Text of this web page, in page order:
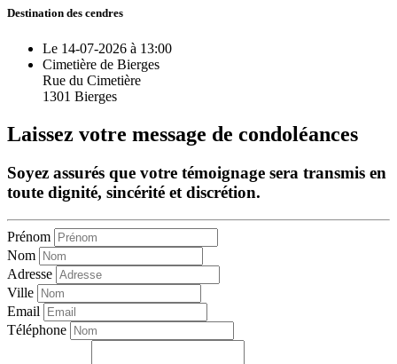
Destination des cendres
Le 14-07-2026 à 13:00
Cimetière de Bierges
Rue du Cimetière
1301 Bierges
Laissez votre message de condoléances
Soyez assurés que votre témoignage sera transmis en
toute dignité, sincérité et discrétion.
Prénom
Nom
Adresse
Ville
Email
Téléphone